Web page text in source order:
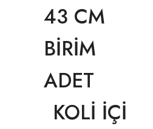
43 CM
BİRİM
ADET
KOLİ İÇİ